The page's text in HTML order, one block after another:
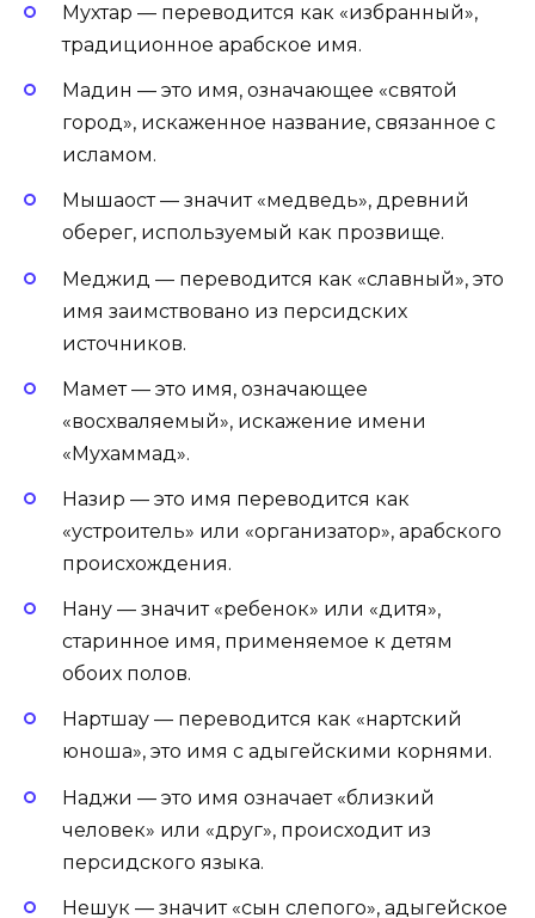
Мухтар — переводится как «избранный»,
традиционное арабское имя.
Мадин — это имя, означающее «святой
город», искаженное название, связанное с
исламом.
Мышаост — значит «медведь», древний
оберег, используемый как прозвище.
Меджид — переводится как «славный», это
имя заимствовано из персидских
источников.
Мамет — это имя, означающее
«восхваляемый», искажение имени
«Мухаммад».
Назир — это имя переводится как
«устроитель» или «организатор», арабского
происхождения.
Нану — значит «ребенок» или «дитя»,
старинное имя, применяемое к детям
обоих полов.
Нартшау — переводится как «нартский
юноша», это имя с адыгейскими корнями.
Наджи — это имя означает «близкий
человек» или «друг», происходит из
персидского языка.
Нешук — значит «сын слепого», адыгейское